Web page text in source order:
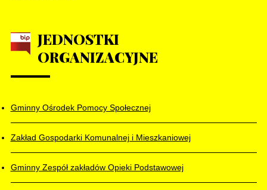
JEDNOSTKI
ORGANIZACYJNE
Gminny Ośrodek Pomocy Społecznej
Zakład Gospodarki Komunalnej i Mieszkaniowej
Gminny Zespół zakładów Opieki Podstawowej